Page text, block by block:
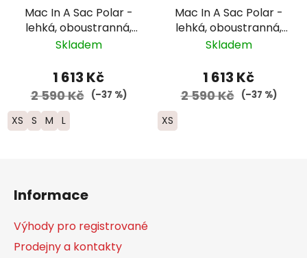
Mac In A Sac Polar -
lehká, oboustranná,
sbalitelná peřovka do
Skladem
1 613 Kč
2 590 Kč (–37 %)
XS S M L
Mac In A Sac Polar -
lehká, oboustranná,
sbalitelná peřovka do
Skladem
1 613 Kč
2 590 Kč (–37 %)
XS
Informace
Výhody pro registrované
Prodejny a kontakty